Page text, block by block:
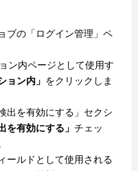
ブの「ログイン管理」ペ
ン内ページとして使用す
ョン内」 をクリックしま
出を有効にする」セクシ
を有効にする」 チェッ
ールドとして使用される